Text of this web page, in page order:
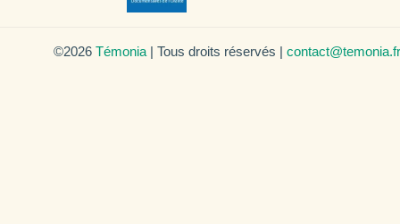
©2026 Témonia | Tous droits réservés | contact@temonia.fr